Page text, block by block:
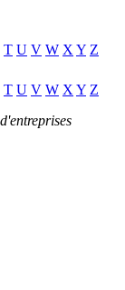
T U V W X Y Z
T U V W X Y Z